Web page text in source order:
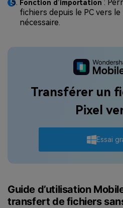
Fonction d’importation :
fichiers depuis le PC vers
nécessaire.
Transférer un
Pixel
Essai
Guide d’utilisation
transfert de fichiers